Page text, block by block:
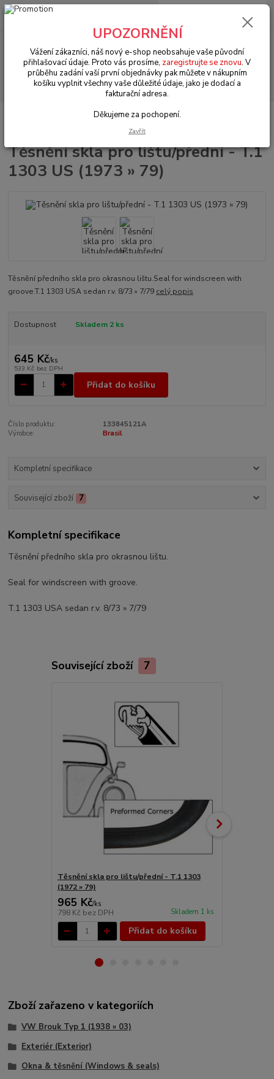
Menu
Hledat
+420 602 330 329
0 Kč
VW Brouk Typ 1 (1938 » 03) Exteriér (Exterior)
Těsnění skla pro lištu/přední - T.1
1303 US (1973 » 79)
Těsnění předního skla pro okrasnou lištu.Seal for windscreen with
groove.T.1 1303 USA sedan r.v. 8/73 » 7/79 celý popis
Dostupnost Skladem 2 ks
645 Kč/ks
533 Kč bez DPH
Přidat do košíku
Číslo produktu:
133845121A
Výrobce:
Brasil
Kompletní specifikace
Související zboží 7
Kompletní specifikace
Těsnění předního skla pro okrasnou lištu.
Seal for windscreen with groove.
T.1 1303 USA sedan r.v. 8/73 » 7/79
Související zboží 7
Těsnění skla pro lištu/přední - T.1 1303
(1972 » 79)
965 Kč/ks
798 Kč bez DPH Skladem 1 ks
Přidat do košíku
Zboží zařazeno v kategoriích
VW Brouk Typ 1 (1938 » 03)
Exteriér (Exterior)
Okna & těsnění (Windows & seals)
UPOZORNĚNÍ
Vážení zákazníci, náš nový e-shop neobsahuje vaše původní
přihlašovací údaje. Proto vás prosíme, zaregistrujte se znovu. V
průběhu zadání vaší první objednávky pak můžete v nákupním
košíku vyplnit všechny vaše důležité údaje, jako je dodací a
fakturační adresa.
Děkujeme za pochopení.
Zavřít